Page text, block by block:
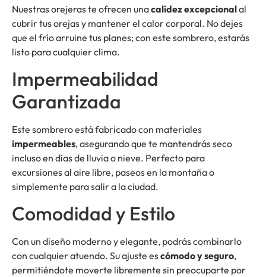
Nuestras orejeras te ofrecen unacalidez excepcionalal
cubrir tus orejas y mantener el calor corporal. No dejes
que el frío arruine tus planes; con este sombrero, estarás
listo para cualquier clima.
Impermeabilidad
Garantizada
Este sombrero está fabricado con materiales
impermeables, asegurando que te mantendrás seco
incluso en días de lluvia o nieve. Perfecto para
excursiones al aire libre, paseos en la montaña o
simplemente para salir a la ciudad.
Comodidad y Estilo
Con un diseño moderno y elegante, podrás combinarlo
con cualquier atuendo. Su ajuste escómodo y seguro,
permitiéndote moverte libremente sin preocuparte por